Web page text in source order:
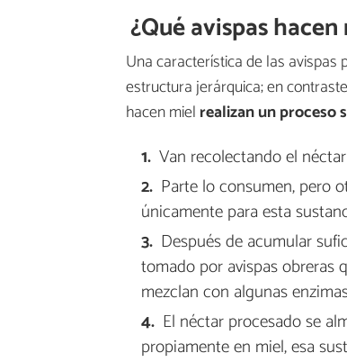
¿Qué avispas
Una característica de las avispas
estructura jerárquica; en
hacen miel realizan un proceso
Van recolectando el
Parte lo consumen, pero
únicamente para esta
Después de acumular
tomado por avispas obreras
mezclan con algunas
El néctar procesado se
propiamente en miel, esa